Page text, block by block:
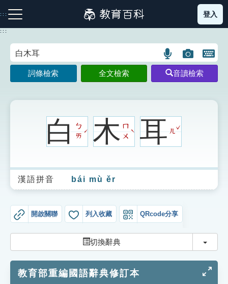
到
主
:::
注音索引圖示 筆畫索引圖示 部首索引表圖示
生字詞彙表
成語故事
索引選單
單字索引
登入
:::
語
言
搜
示
圖
片
搜
開
鍵
圖
詞條檢索 全文檢索 音讀檢索
白ㄅ
ㄞ
ˊ 木ㄇ
ㄨ
ˋ 耳ㄦ
ˇ
漢語拼音 bái mù ěr
開啟關聯 列入收藏 QRcode分享
切換辭典 切換
教育部重編國語辭典修訂本